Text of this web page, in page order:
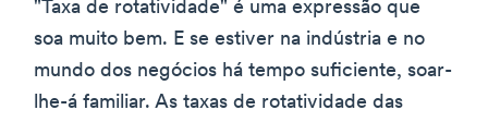
"Taxa de rotatividade" é uma expressão que
soa muito bem. E se estiver na indústria e no
mundo dos negócios há tempo suficiente, soar-
lhe-á familiar. As taxas de rotatividade das